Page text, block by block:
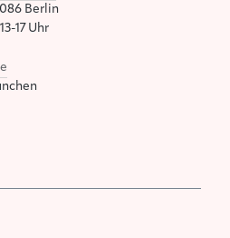
Berlin
17 Uhr